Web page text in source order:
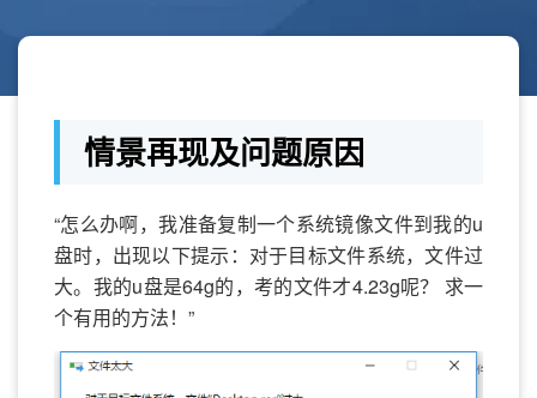
情景再现及问题原因
“怎么办啊，我准备复制一个系统镜像文件到我的u
盘时，出现以下提示：对于目标文件系统，文件过
大。我的u盘是64g的，考的文件才4.23g呢？ 求一
个有用的方法！”